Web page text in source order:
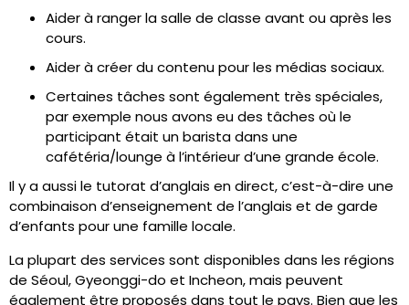
Aider à ranger la salle de classe avant ou après les
cours.
Aider à créer du contenu pour les médias sociaux.
Certaines tâches sont également très spéciales,
par exemple nous avons eu des tâches où le
participant était un barista dans une
cafétéria/lounge à l’intérieur d’une grande école.
Il y a aussi le tutorat d’anglais en direct, c’est-à-dire une
combinaison d’enseignement de l’anglais et de garde
d’enfants pour une famille locale.
La plupart des services sont disponibles dans les régions
de Séoul, Gyeonggi-do et Incheon, mais peuvent
également être proposés dans tout le pays. Bien que les